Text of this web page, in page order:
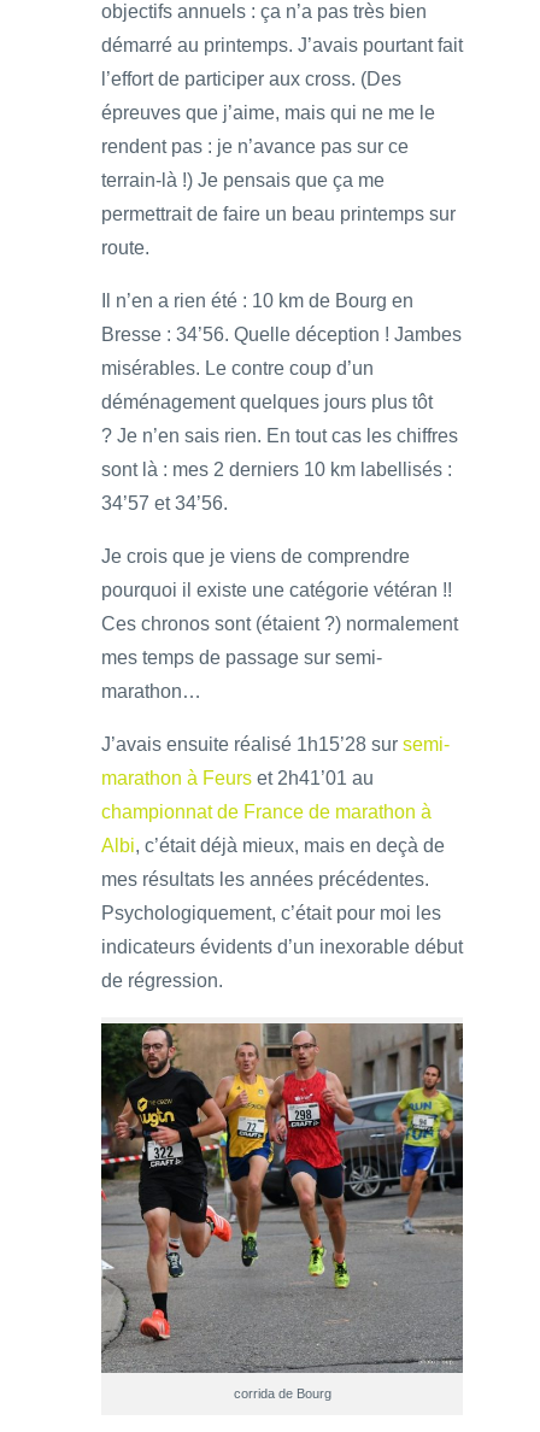
objectifs annuels : ça n’a pas très bien
démarré au printemps. J’avais pourtant fait
l’effort de participer aux cross. (Des
épreuves que j’aime, mais qui ne me le
rendent pas : je n’avance pas sur ce
terrain-là !) Je pensais que ça me
permettrait de faire un beau printemps sur
route.
Il n’en a rien été : 10 km de Bourg en
Bresse : 34’56. Quelle déception ! Jambes
misérables. Le contre coup d’un
déménagement quelques jours plus tôt
? Je n’en sais rien. En tout cas les chiffres
sont là : mes 2 derniers 10 km labellisés :
34’57 et 34’56.
Je crois que je viens de comprendre
pourquoi il existe une catégorie vétéran !!
Ces chronos sont (étaient ?) normalement
mes temps de passage sur semi-
marathon…
J’avais ensuite réalisé 1h15’28 sur semi-
marathon à Feurs et 2h41’01 au
championnat de France de marathon à
Albi, c’était déjà mieux, mais en deçà de
mes résultats les années précédentes.
Psychologiquement, c’était pour moi les
indicateurs évidents d’un inexorable début
de régression.
corrida de Bourg